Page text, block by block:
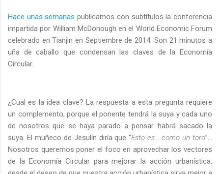
Hace unas semanas publicamos con subtítulos la conferencia
impartida por William McDonough en el World Economic Forum
celebrado en Tianjin en Septiembre de 2014. Son 21 minutos a
uña de caballo que condensan las claves de la Economía
Circular.
¿Cual es la idea clave? La respuesta a esta pregunta requiere
un complemento, porque el ponente tendrá la suya y cada uno
de nosotros que se haya parado a pensar habrá sacado la
suya. El muñeco de Jesulín diría que “Esto es… como un toro”...
Nosotros queremos poner el foco en aprovechar los vectores
de la Economía Circular para mejorar la acción urbanística,